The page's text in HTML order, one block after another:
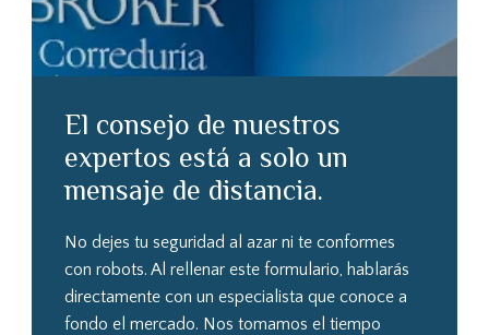
El consejo de nuestros
expertos está a solo un
mensaje de distancia.
No dejes tu seguridad al azar ni te conformes
con robots. Al rellenar este formulario, hablarás
directamente con un especialista que conoce a
fondo el mercado. Nos tomamos el tiempo